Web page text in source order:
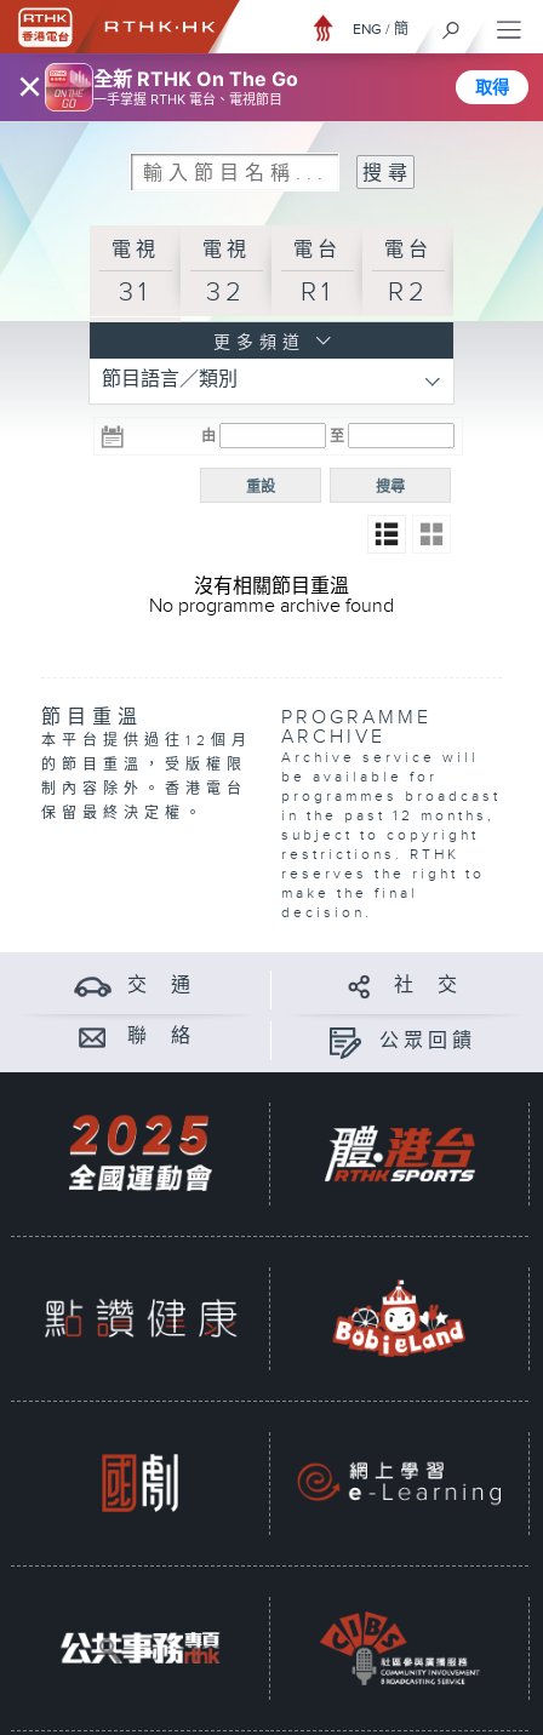
× 全新 RTHK On The Go
一手掌握 RTHK 電台、電視節目
取得
ENG / 簡
電視
31
電視
32
電台
R1
電台
R2
R3
電台 電台
R5
電台
普通
更多頻道
節目語言／類別
由 至
搜尋
重設
沒有相關節目重溫
No programme archive found
節目重溫
本平台提供過往12個月
的節目重溫，受版權限
制內容除外。香港電台
保留最終決定權。
PROGRAMME
ARCHIVE
Archive service will
be available for
programmes broadcast
in the past 12 months,
subject to copyright
restrictions. RTHK
reserves the right to
make the final
decision.
交 通 社 交
聯 絡 公眾回饋